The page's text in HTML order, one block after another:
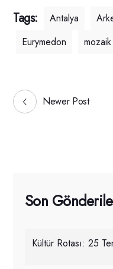
Tags: Antalya
Eurymedon
mozaik
Newer Post
Son
Kültür Rotası: 25